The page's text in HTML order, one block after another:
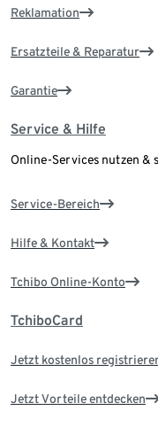
Reklamation
Ersatzteile & Reparatur
Garantie
Service & Hilfe
Online-Services nutzen &
Service-Bereich
Hilfe & Kontakt
Tchibo Online-Konto
TchiboCard
Jetzt kostenlos
Jetzt Vorteile entdecken